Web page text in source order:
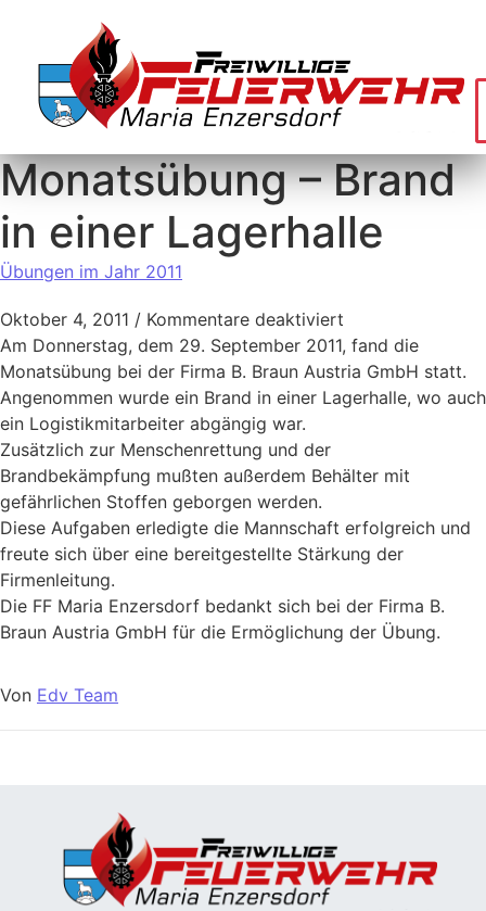
Monatsübung – Brand
in einer Lagerhalle
Übungen im Jahr 2011
Oktober 4, 2011 / Kommentare deaktiviert
Am Donnerstag, dem 29. September 2011, fand die
Monatsübung bei der Firma B. Braun Austria GmbH statt.
Angenommen wurde ein Brand in einer Lagerhalle, wo auch
ein Logistikmitarbeiter abgängig war.
Zusätzlich zur Menschenrettung und der
Brandbekämpfung mußten außerdem Behälter mit
gefährlichen Stoffen geborgen werden.
Diese Aufgaben erledigte die Mannschaft erfolgreich und
freute sich über eine bereitgestellte Stärkung der
Firmenleitung.
Die FF Maria Enzersdorf bedankt sich bei der Firma B.
Braun Austria GmbH für die Ermöglichung der Übung.
Von Edv Team